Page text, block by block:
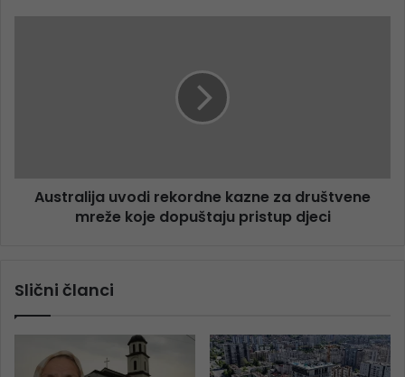
Australija uvodi rekordne kazne za društvene
mreže koje dopuštaju pristup djeci
Slični članci